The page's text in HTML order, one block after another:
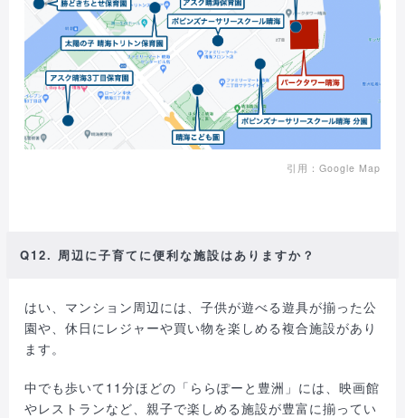
引用：Google Map
Q12. 周辺に子育てに便利な施設はありますか？
はい、マンション周辺には、子供が遊べる遊具が揃った公
園や、休日にレジャーや買い物を楽しめる複合施設があり
ます。
中でも歩いて11分ほどの「ららぽーと豊洲」には、映画館
やレストランなど、親子で楽しめる施設が豊富に揃ってい